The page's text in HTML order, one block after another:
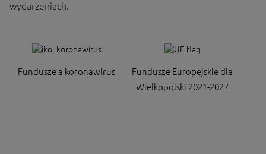
wydarzeniach.
Fundusze a koronawirus
Fundusze Europejskie dla
Wielkopolski 2021-2027